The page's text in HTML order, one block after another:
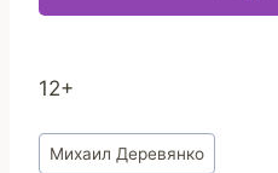
12+
Метки
Михаил Деревянко